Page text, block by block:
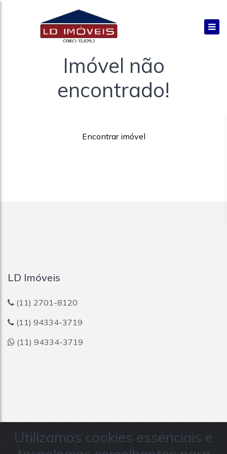
Imóvel não
encontrado!
Encontrar imóvel
Utilizamos cookies essenciais e
LD Imóveis
(11) 2701-8120
(11) 94334-3719
(11) 94334-3719